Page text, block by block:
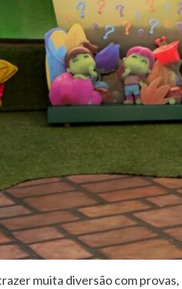
muita diversão com